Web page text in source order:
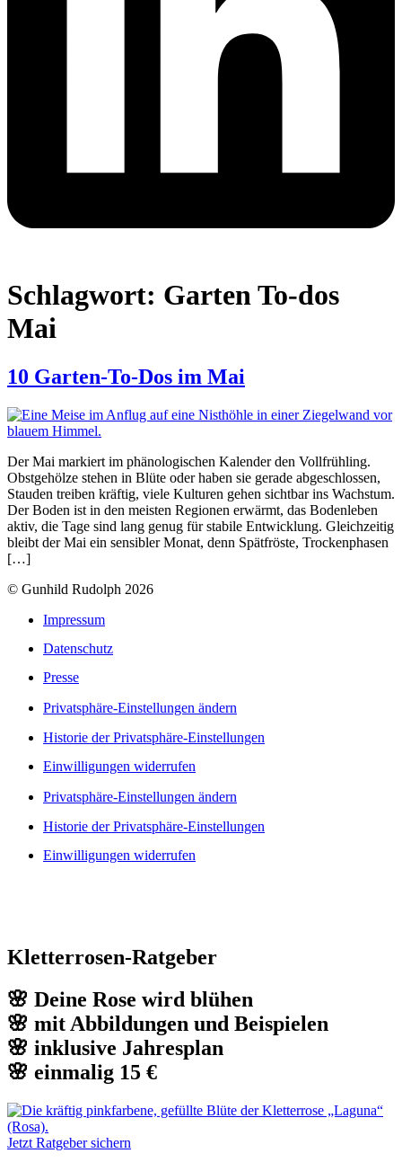
Schlagwort: Garten To-dos
Mai
10 Garten-To-Dos im Mai
Der Mai markiert im phänologischen Kalender den Vollfrühling.
Obstgehölze stehen in Blüte oder haben sie gerade abgeschlossen,
Stauden treiben kräftig, viele Kulturen gehen sichtbar ins Wachstum.
Der Boden ist in den meisten Regionen erwärmt, das Bodenleben
aktiv, die Tage sind lang genug für stabile Entwicklung. Gleichzeitig
bleibt der Mai ein sensibler Monat, denn Spätfröste, Trockenphasen
[…]
© Gunhild Rudolph 2026
Impressum
Datenschutz
Presse
Privatsphäre-Einstellungen ändern
Historie der Privatsphäre-Einstellungen
Einwilligungen widerrufen
Privatsphäre-Einstellungen ändern
Historie der Privatsphäre-Einstellungen
Einwilligungen widerrufen
Kletterrosen-Ratgeber
🌸 Deine Rose wird blühen
🌸 mit Abbildungen und Beispielen
🌸 inklusive Jahresplan
🌸 einmalig 15 €
Jetzt Ratgeber sichern